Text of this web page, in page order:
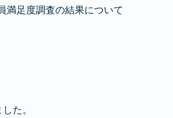
満足度調査の結果について
た。